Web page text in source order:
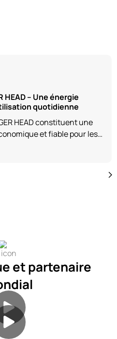
HEAD – Une énergie
quotidienne
HEAD constituent une
et fiable pour les
Forts de plusieurs
et partenaire